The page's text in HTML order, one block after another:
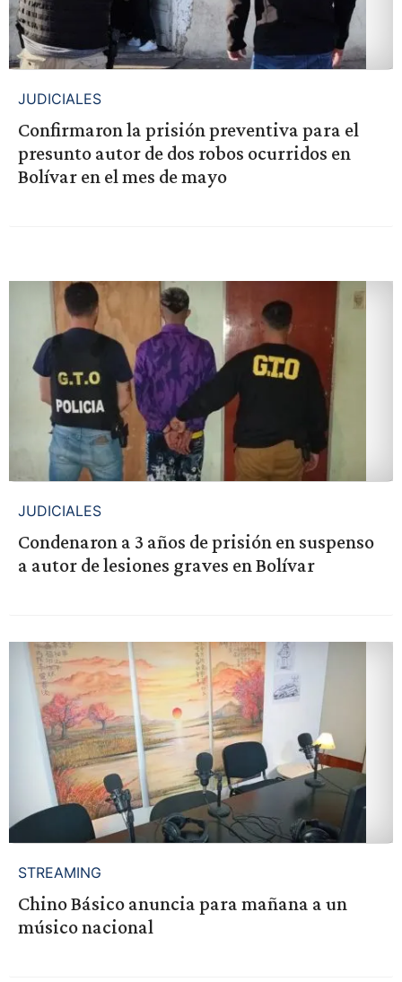
JUDICIALES
Confirmaron la prisión preventiva para el
presunto autor de dos robos ocurridos en
Bolívar en el mes de mayo
JUDICIALES
Condenaron a 3 años de prisión en suspenso
a autor de lesiones graves en Bolívar
STREAMING
Chino Básico anuncia para mañana a un
músico nacional